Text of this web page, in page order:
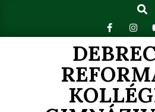
content